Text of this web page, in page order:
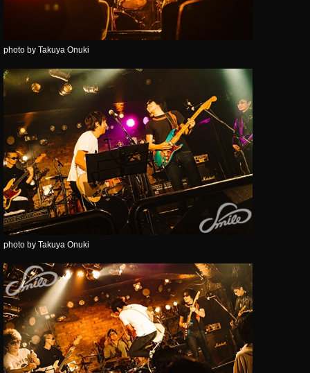
photo by Takuya Onuki
photo by Takuya Onuki